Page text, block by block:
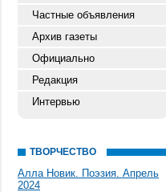
Частные объявления
Архив газеты
Официально
Редакция
Интервью
ТВОРЧЕСТВО
Алла Новик. Поэзия. Апрель
2024